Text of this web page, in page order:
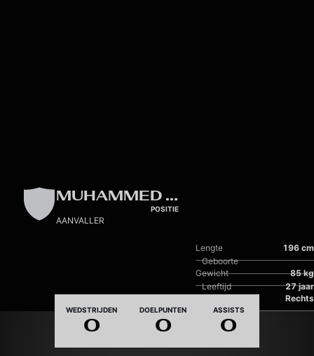
MUHAMMED BADAMOSI
POSITIE
AANVALLER
Lengte 196 cm
Gewicht 85 kg
Rechts
Geboorte
Leeftijd 27 jaar
WEDSTRIJDEN
0
DOELPUNTEN
0
ASSISTS
0